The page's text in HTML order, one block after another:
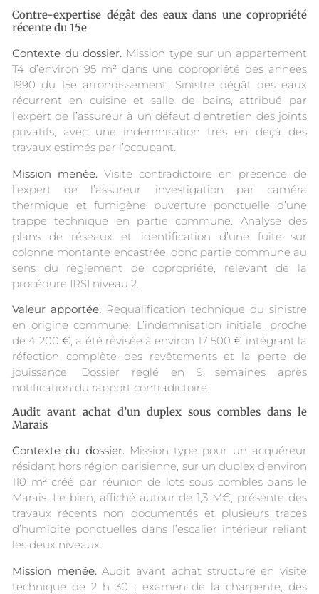
Contre-expertise dégât des eaux dans une copropriété
récente du 15e
Contexte du dossier. Mission type sur un appartement
T4 d’environ 95 m² dans une copropriété des années
1990 du 15e arrondissement. Sinistre dégât des eaux
récurrent en cuisine et salle de bains, attribué par
l’expert de l’assureur à un défaut d’entretien des joints
privatifs, avec une indemnisation très en deçà des
travaux estimés par l’occupant.
Mission menée. Visite contradictoire en présence de
l’expert de l’assureur, investigation par caméra
thermique et fumigène, ouverture ponctuelle d’une
trappe technique en partie commune. Analyse des
plans de réseaux et identification d’une fuite sur
colonne montante encastrée, donc partie commune au
sens du règlement de copropriété, relevant de la
procédure IRSI niveau 2.
Valeur apportée. Requalification technique du sinistre
en origine commune. L’indemnisation initiale, proche
de 4 200 €, a été révisée à environ 17 500 € intégrant la
réfection complète des revêtements et la perte de
jouissance. Dossier réglé en 9 semaines après
notification du rapport contradictoire.
Audit avant achat d’un duplex sous combles dans le
Marais
Contexte du dossier.Mission type pour un acquéreur
résidant hors région parisienne, sur un duplex d’environ
110 m² créé par réunion de lots sous combles dans le
Marais. Le bien, affiché autour de 1,3 M€, présente des
travaux récents non documentés et plusieurs traces
d’humidité ponctuelles dans l’escalier intérieur reliant
les deux niveaux.
Mission menée. Audit avant achat structuré en visite
technique de 2 h 30 : examen de la charpente, des